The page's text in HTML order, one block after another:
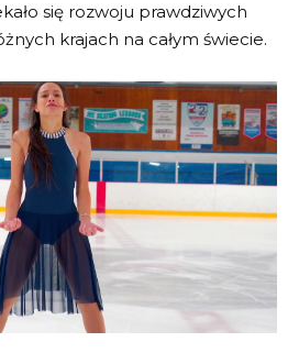
się rozwoju prawdziwych
krajach na całym świecie.